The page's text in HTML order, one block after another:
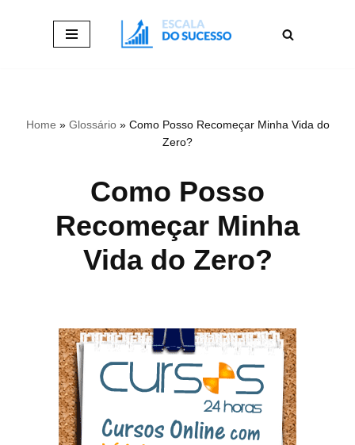
Home » Glossário» Como Posso Recomeçar Minha Vida do
Zero?
Como Posso
Recomeçar Minha
Vida do Zero?